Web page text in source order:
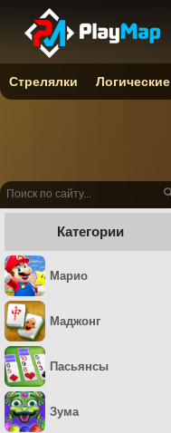
Категории
Марио
Маджонг
Пасьянсы
Зума
Стрелялки Логические